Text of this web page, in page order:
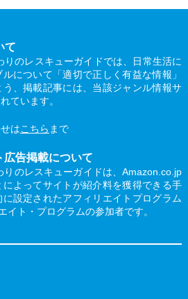
て
りのレスキューガイドでは、日常生活に
について「適切で正しく有益な情報」
、掲載記事には、当該ジャンル情報サ
ています。
はこちら まで
告掲載について
りのレスキューガイドは、Amazon.co.jp
よってサイトが紹介料を獲得できる手
設定されたアフィリエイトプログラム
イト・プログラムの参加者です。